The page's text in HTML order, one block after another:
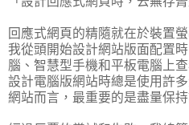
回應式網頁的精隨就在於裝置
我從頭開始設計網站版面配置
腦、智慧型手機和平板電腦上
設計電腦版網站時總是使用許
網站而言，最重要的是盡量保持